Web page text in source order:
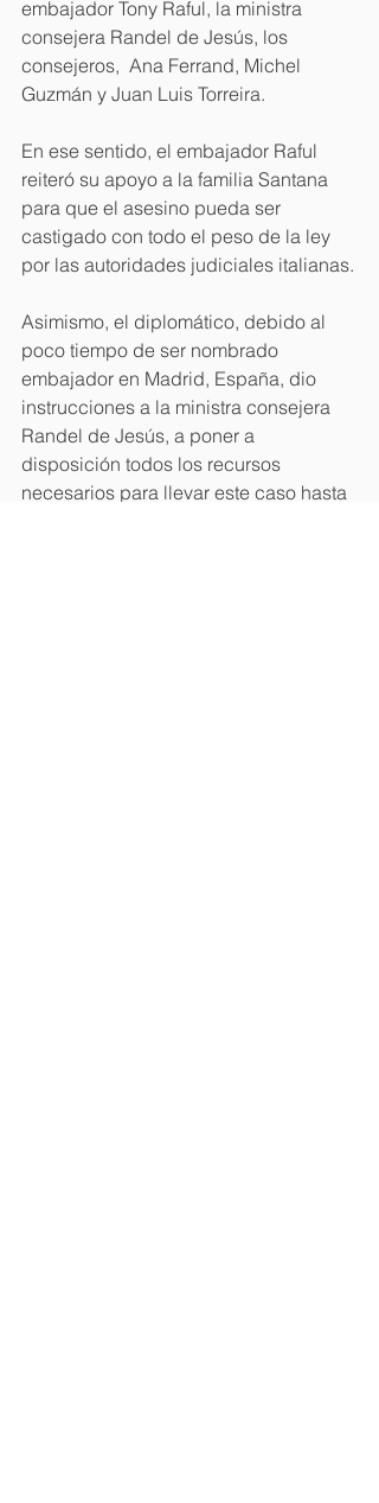
embajador Tony Raful, la ministra
consejera Randel de Jesús, los
consejeros,  Ana Ferrand, Michel
Guzmán y Juan Luis Torreira.
En ese sentido, el embajador Raful
reiteró su apoyo a la familia Santana
para que el asesino pueda ser
castigado con todo el peso de la ley
por las autoridades judiciales italianas.
Asimismo, el diplomático, debido al
poco tiempo de ser nombrado
embajador en Madrid, España, dio
instrucciones a la ministra consejera
Randel de Jesús, a poner a
disposición todos los recursos
necesarios para llevar este caso hasta